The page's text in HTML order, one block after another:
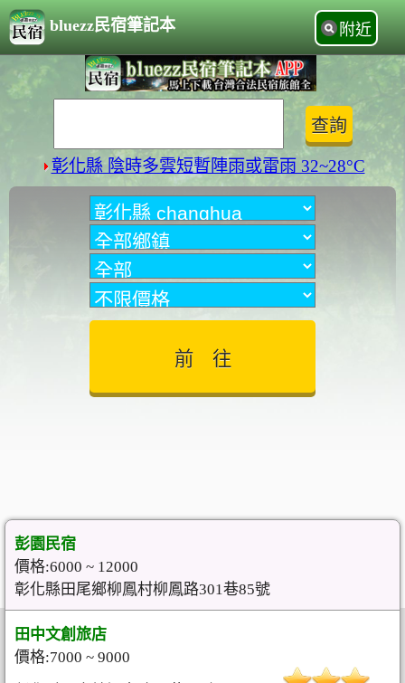
bluezz民宿筆記本 附近
彰化縣 陰時多雲短暫陣雨或雷雨 32~28°C
彭園民宿
價格:6000 ~ 12000
彰化縣田尾鄉柳鳳村柳鳳路301巷85號
田中文創旅店
價格:7000 ~ 9000